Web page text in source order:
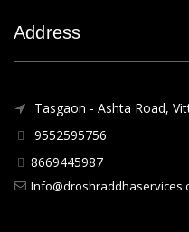
Address
Tasgaon - Ashta Road,
9552595756
8669445987